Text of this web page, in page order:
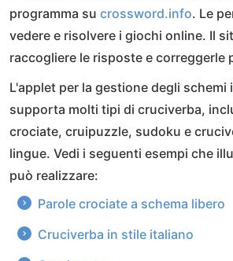
programma su crossword.info. Le
vedere e risolvere i giochi online. Il
raccogliere le risposte e correggerle
L'applet per la gestione degli schemi
supporta molti tipi di cruciverba,
crociate, cruipuzzle, sudoku e
lingue. Vedi i seguenti esempi che
può realizzare:
Parole crociate a schema libero
Cruciverba in stile italiano